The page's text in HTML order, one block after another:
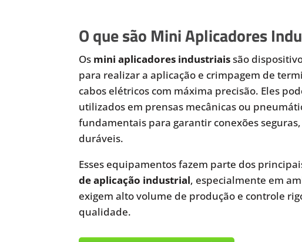
O que são Mini Aplicadores
Os mini aplicadores industriaissão
para realizar a aplicação e crimpagem de
cabos elétricos com máxima precisão. Eles
utilizados em prensas mecânicas ou
fundamentais para garantir conexões
duráveis.
Esses equipamentos fazem parte dos
de aplicação industrial, especialmente em
exigem alto volume de produção e controle
qualidade.